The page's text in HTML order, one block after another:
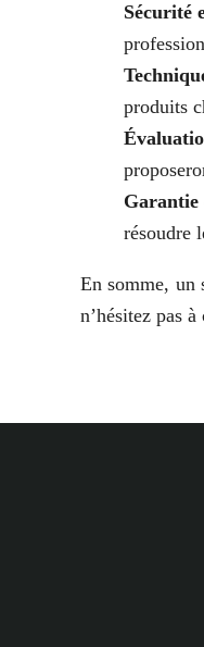
Sécurité
produits
Garantie
résoudre
En somme, un
n’hésitez pas